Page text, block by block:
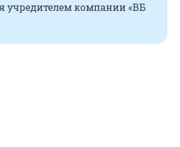
учредителем компании «ВБ